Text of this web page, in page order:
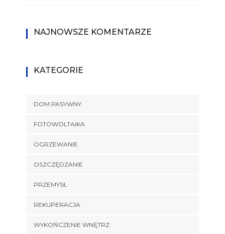
NAJNOWSZE KOMENTARZE
KATEGORIE
DOM PASYWNY
FOTOWOLTAIKA
OGRZEWANIE
OSZCZĘDZANIE
PRZEMYSŁ
REKUPERACJA
WYKOŃCZENIE WNĘTRZ